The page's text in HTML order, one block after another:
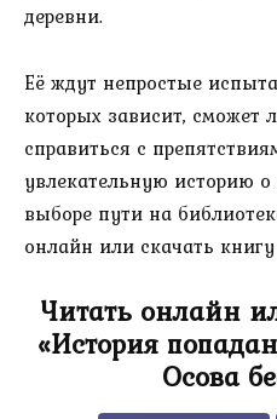
деревни.
Её ждут непростые
которых зависит, сможет
справиться с
увлекательную историю
выборе пути на
онлайн или скачать
Читать онлайн
«История
Осова